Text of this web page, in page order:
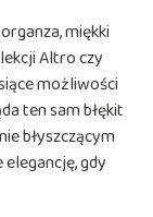
miękki
Altro czy
możliwości
ten sam błękit
błyszczącym
gdy